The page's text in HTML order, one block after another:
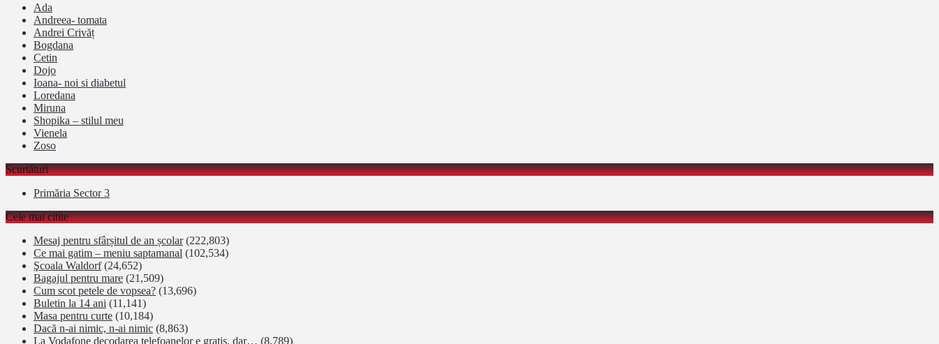
Ada
Andreea- tomata
Andrei Crivăț
Bogdana
Cetin
Dojo
Ioana- noi si diabetul
Loredana
Miruna
Shopika – stilul meu
Vienela
Zoso
Scurtături
Primăria Sector 3
Cele mai citite
Mesaj pentru sfârșitul de an școlar (222,803)
Ce mai gatim – meniu saptamanal (102,534)
Şcoala Waldorf (24,652)
Bagajul pentru mare (21,509)
Cum scot petele de vopsea? (13,696)
Buletin la 14 ani (11,141)
Masa pentru curte (10,184)
Dacă n-ai nimic, n-ai nimic (8,863)
La Vodafone decodarea telefoanelor e gratis, dar… (8,789)